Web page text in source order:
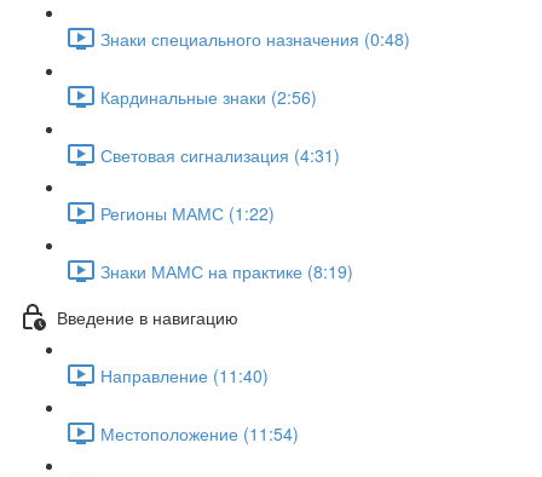
Знаки специального назначения (0:48)
Кардинальные знаки (2:56)
Световая сигнализация (4:31)
Регионы МАМС (1:22)
Знаки МАМС на практике (8:19)
Введение в навигацию
Направление (11:40)
Местоположение (11:54)